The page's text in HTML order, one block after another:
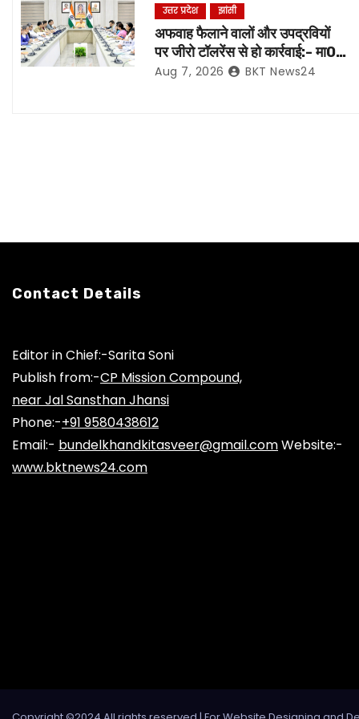
i
g
उत्तर प्रदेश झांसी
अफवाह फैलाने वालों और उपद्रवियों
पर जीरो टॉलरेंस से हो कार्रवाई:- मा0
मुख्यमंत्री जी*
Aug 7, 2026 BKT News24
Contact Details
Editor in Chief:-Sarita Soni
Publish from:-CP Mission Compound,
near Jal Sansthan Jhansi
Phone:-+91 9580438612
Email:- bundelkhandkitasveer@gmail.comWebsite:-
www.bktnews24.com